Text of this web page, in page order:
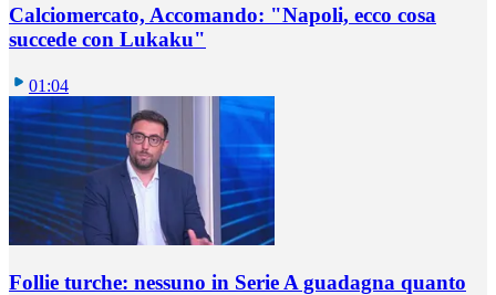
Calciomercato, Accomando: "Napoli, ecco cosa
succede con Lukaku"
01:04
Follie turche: nessuno in Serie A guadagna quanto